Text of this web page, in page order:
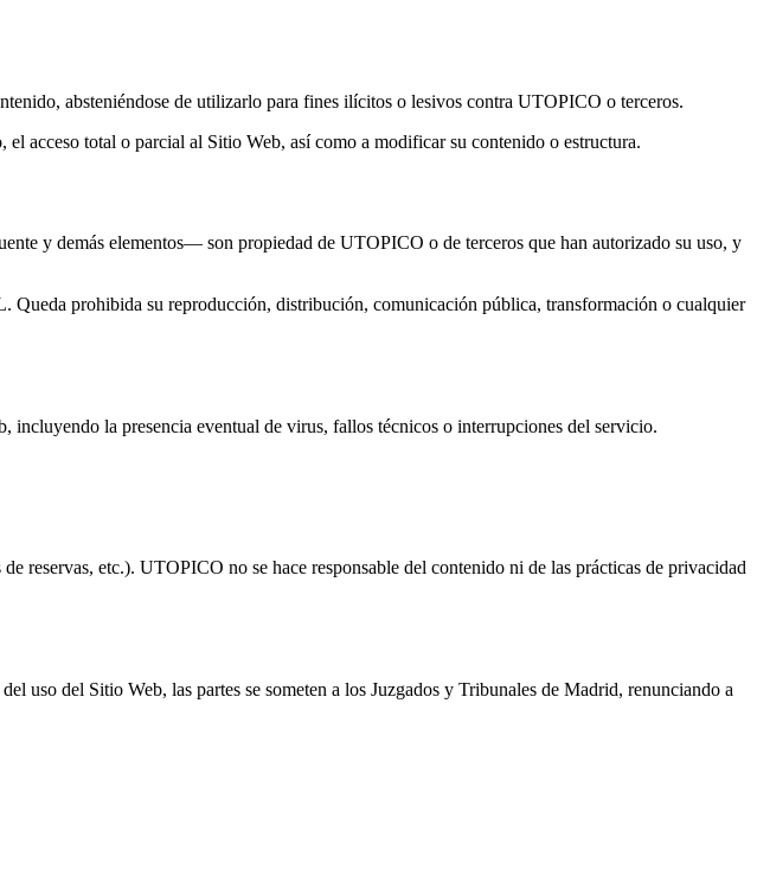
absteniéndose de utilizarlo para fines ilícitos o lesivos contra UTOPICO o terceros.
acceso total o parcial al Sitio Web, así como a modificar su contenido o estructura.
y demás elementos— son propiedad de UTOPICO o de terceros que han autorizado su uso, y
prohibida su reproducción, distribución, comunicación pública, transformación o cualquier
la presencia eventual de virus, fallos técnicos o interrupciones del servicio.
reservas, etc.). UTOPICO no se hace responsable del contenido ni de las prácticas de privacidad
uso del Sitio Web, las partes se someten a los Juzgados y Tribunales de Madrid, renunciando a